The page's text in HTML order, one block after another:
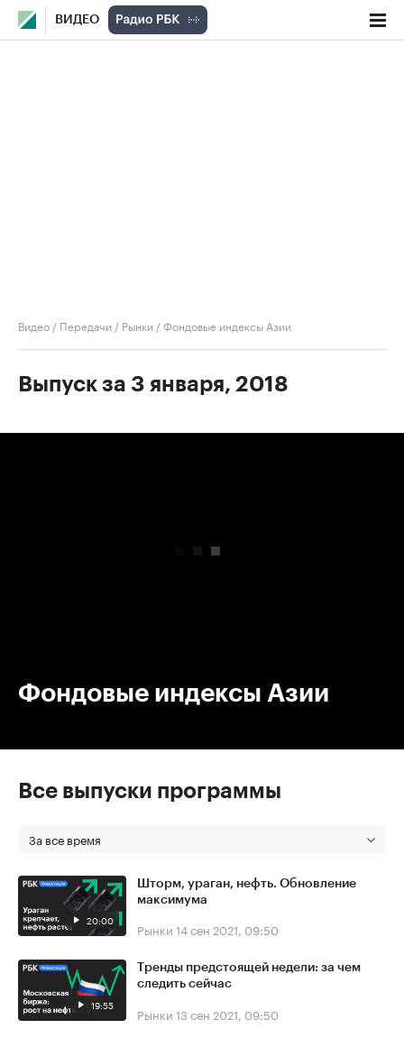
ВИДЕО
Видео / Передачи / Рынки /Фондовые индексы Азии
Выпуск за 3 января, 2018
Фондовые индексы Азии
Все выпуски программы
За все время
20:00
Шторм, ураган, нефть. Обновление
максимума
Рынки 14 сен 2021, 09:50
19:55
Тренды предстоящей недели: за чем
следить сейчас
Рынки 13 сен 2021, 09:50